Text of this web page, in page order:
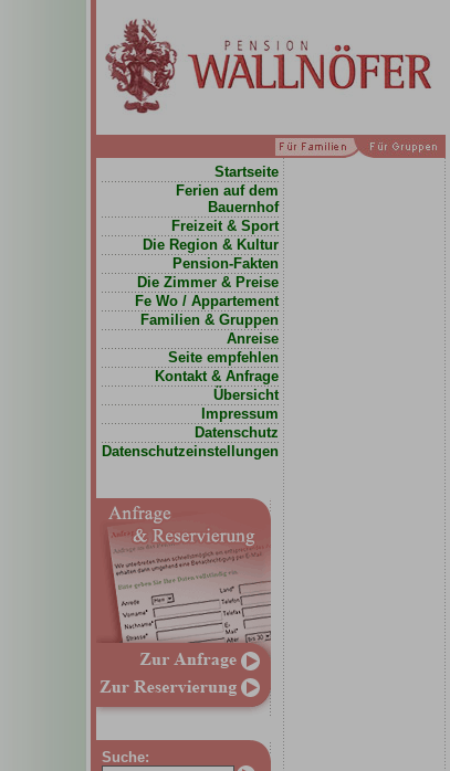
Startseite
Ferien auf dem
Bauernhof
Freizeit & Sport
Die Region & Kultur
Pension-Fakten
Die Zimmer & Preise
Fe Wo / Appartement
Familien & Gruppen
Anreise
Seite empfehlen
Kontakt & Anfrage
Übersicht
Impressum
Datenschutz
Datenschutzeinstellungen
Suche: